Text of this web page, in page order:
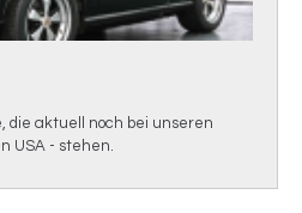
die aktuell noch bei unseren
USA - stehen.